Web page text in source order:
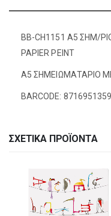
BB-CH1151 A5 ΣΗΜ/
PAPIER PEINT
A5 ΣΗΜΕΙΩΜΑΤΑΡΙΟ
BARCODE:
ΣΧΕΤΙΚΆ ΠΡΟΪΌΝΤΑ